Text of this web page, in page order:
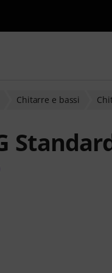
Chitarre e bassi
5 stelle su 13